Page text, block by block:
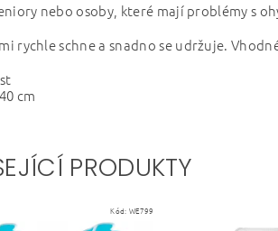
nebo osoby, které mají problémy s
rychle schne a snadno se udržuje.
cm
PRODUKTY
Kód: WE799